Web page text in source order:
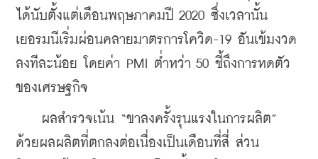
ได้นับตั้งแต่เดือนพฤษภาคมปี 2020 ซึ่งเวลานั้น
เยอรมนีเริ่มผ่อนคลายมาตรการโควิด-19 อันเข้มงวด
ลงทีละน้อย โดยค่า PMI ต่ำหว่า 50 ชี้ถึงการหดตัว
ของเศรษฐกิจ
ผลสำรวจเน้น “ขาลงครั้งรุนแรงในการผลิต”
ด้วยผลผลิตที่ตกลงต่อเนื่องเป็นเดือนที่สี่ ส่วน